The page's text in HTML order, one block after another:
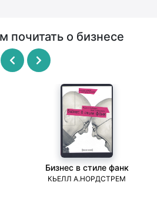
почитать о бизнесе
Бизнес в стиле фанк
КЬЕЛЛ А.НОРДСТРЕМ